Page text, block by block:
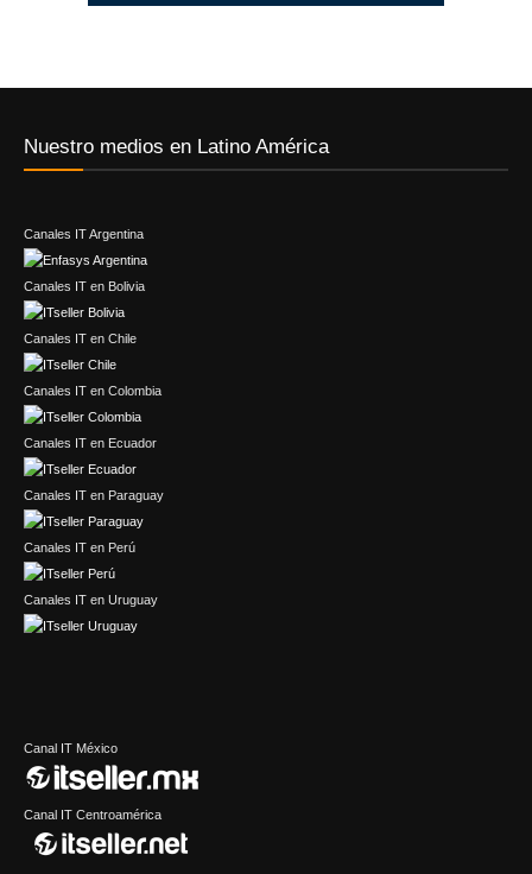
Nuestro medios en Latino América
Canales IT Argentina
Canales IT en Bolivia
Canales IT en Chile
Canales IT en Colombia
Canales IT en Ecuador
Canales IT en Paraguay
Canales IT en Perú
Canales IT en Uruguay
Canal IT México
Canal IT Centroamérica